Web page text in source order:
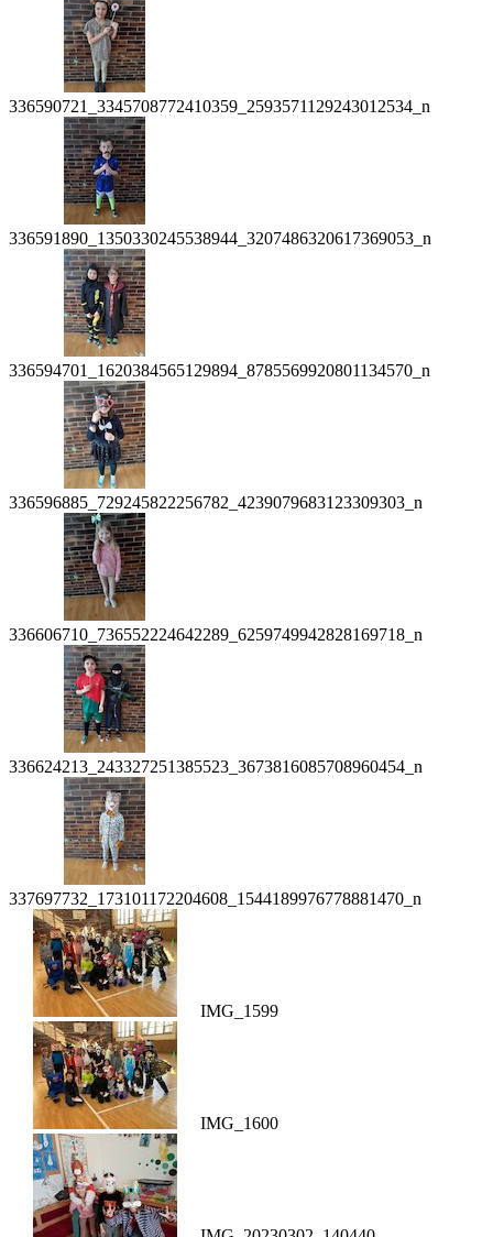
336590721_3345708772410359_2593571129243012534_n
336591890_1350330245538944_3207486320617369053_n
336594701_1620384565129894_8785569920801134570_n
336596885_729245822256782_4239079683123309303_n
336606710_736552224642289_6259749942828169718_n
336624213_243327251385523_3673816085708960454_n
337697732_173101172204608_1544189976778881470_n
IMG_1599
IMG_1600